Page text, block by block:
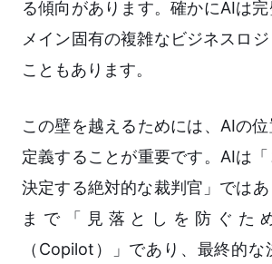
る傾向があります。確かにAIは
メイン固有の複雑なビジネスロ
こともあります。
この壁を越えるためには、AIの
定義することが重要です。AIは
決定する絶対的な裁判官」ではあ
まで「見落としを防ぐた
（Copilot）」であり、最終的